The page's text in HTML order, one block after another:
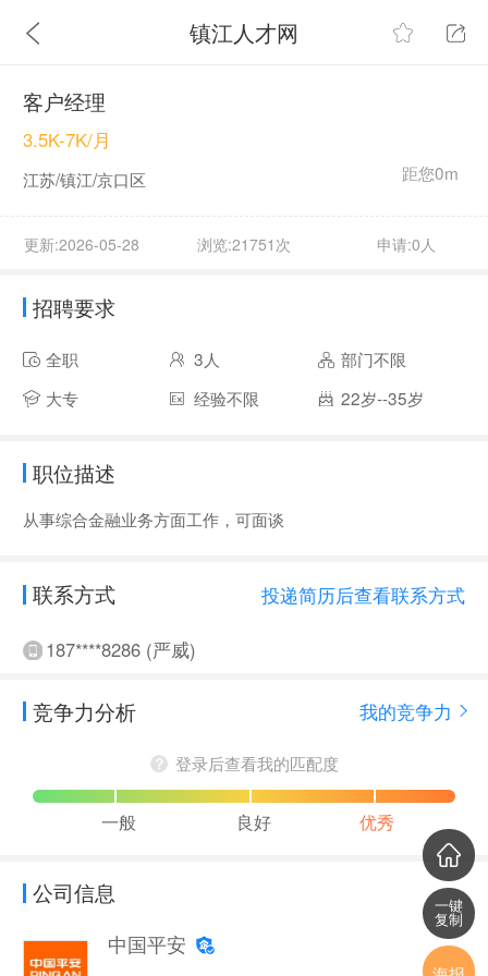
镇江人才网
客户经理
距您0m
3.5K-7K/月
江苏/镇江/京口区
更新:2026-05-28 浏览:21751次 申请:0人
招聘要求
全职 3人
部门不限
大专
经验不限 22岁--35岁
职位描述
从事综合金融业务方面工作，可面谈
联系方式 投递简历后查看联系方式
187****8286 (严威)
竞争力分析 我的竞争力
登录后查看我的匹配度
一般 良好 优秀
公司信息
中国平安
一键
复制